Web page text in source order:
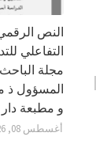
النص
مجلة الباحث
المسؤول ذ
و مطبعة دار
أغسطس 08, 2026